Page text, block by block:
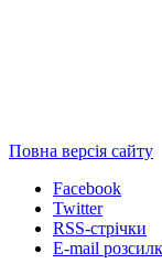
Повна версія сайту
Facebook
Twitter
RSS-стрічки
E-mail